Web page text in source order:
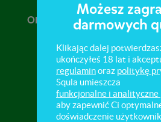
Obejrzyj film o Ogrodzie
w którym zobaczysz
występujących w
Możesz
darmowych
Klikając dalej
ukończyłeś 18 lat i
regulaminoraz politykę
Squla umieszcza
funkcjonalne i
aby zapewnić Ci
doświadczenie